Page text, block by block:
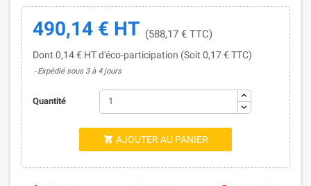
490,14 € HT (588,17 € TTC)
Dont 0,14 € HT d'éco-participation (Soit 0,17 € TTC)
Expédié sous 3 à 4 jours
Quantité
 AJOUTER AU PANIER